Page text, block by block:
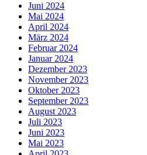
Juni 2024
Mai 2024
April 2024
März 2024
Februar 2024
Januar 2024
Dezember 2023
November 2023
Oktober 2023
September 2023
August 2023
Juli 2023
Juni 2023
Mai 2023